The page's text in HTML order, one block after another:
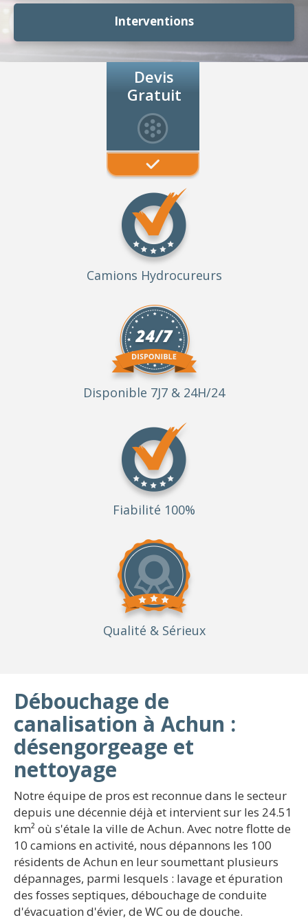
Interventions
Devis
Gratuit
Camions Hydrocureurs
Disponible 7J7 & 24H/24
Fiabilité 100%
Qualité & Sérieux
Débouchage de
canalisation à Achun :
désengorgeage et
nettoyage
Notre équipe de pros est reconnue dans le secteur
depuis une décennie déjà et intervient sur les 24.51
km² où s'étale la ville de Achun. Avec notre flotte de
10 camions en activité, nous dépannons les 100
résidents de Achun en leur soumettant plusieurs
dépannages, parmi lesquels : lavage et épuration
des fosses septiques, débouchage de conduite
d'évacuation d'évier, de WC ou de douche.